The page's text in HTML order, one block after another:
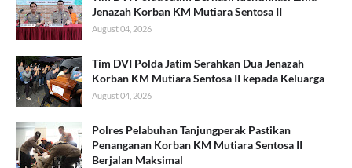
Jenazah Korban KM Mutiara Sentosa II
August 04, 2026
Tim DVI Polda Jatim Serahkan Dua Jenazah
Korban KM Mutiara Sentosa II kepada Keluarga
August 04, 2026
Polres Pelabuhan Tanjungperak Pastikan
Penanganan Korban KM Mutiara Sentosa II
Berjalan Maksimal